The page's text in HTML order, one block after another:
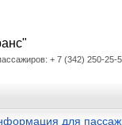
+ 7 (342) 250-25-
для